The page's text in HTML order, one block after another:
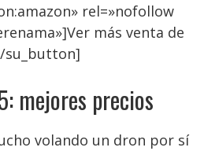
rel=»nofollow
más venta de
su_button]
mejores precios
volando un dron por sí